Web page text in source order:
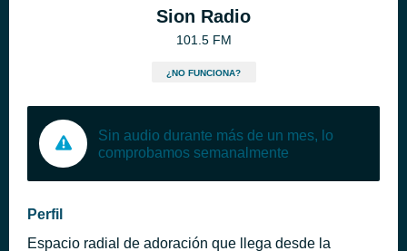
Sion Radio
101.5 FM
¿NO FUNCIONA?
Sin audio durante más de un mes, lo
comprobamos semanalmente
Perfil
Espacio radial de adoración que llega desde la